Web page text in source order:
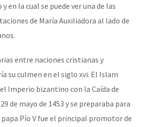
en la cual se puede ver una de las
de María Auxiliadora al lado de
entre naciones cristianas y
su culmen en el siglo xvi. El Islam
Imperio bizantino con la Caída de
de mayo de 1453 y se preparaba para
Pío V fue el principal promotor de